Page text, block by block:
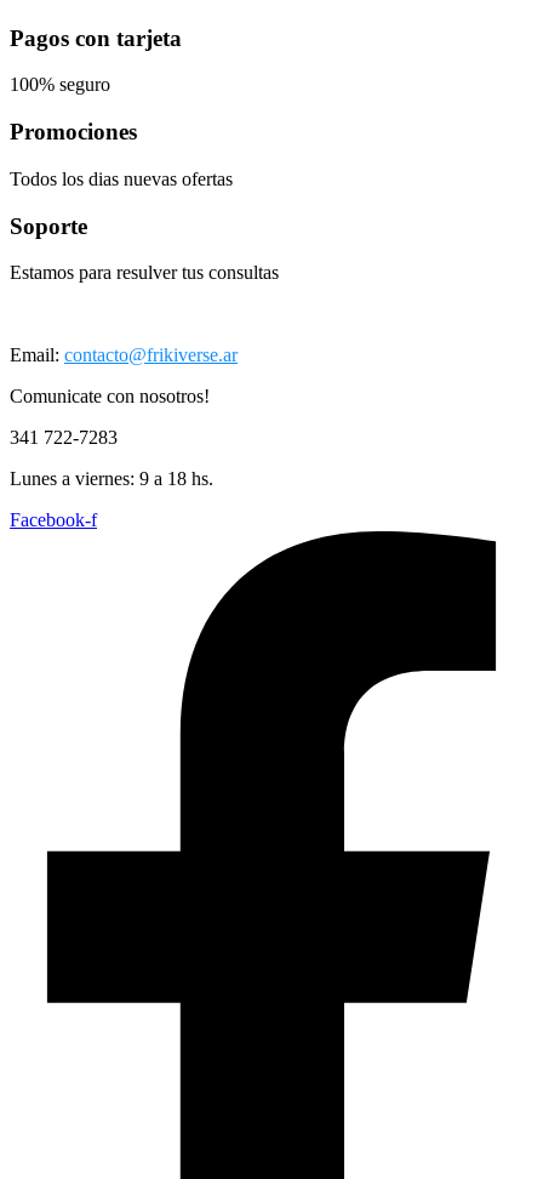
Pagos con tarjeta
100% seguro
Promociones
Todos los dias nuevas ofertas
Soporte
Estamos para resulver tus consultas
Email: contacto@frikiverse.ar
Comunicate con nosotros!
341 722-7283
Lunes a viernes: 9 a 18 hs.
Facebook-f